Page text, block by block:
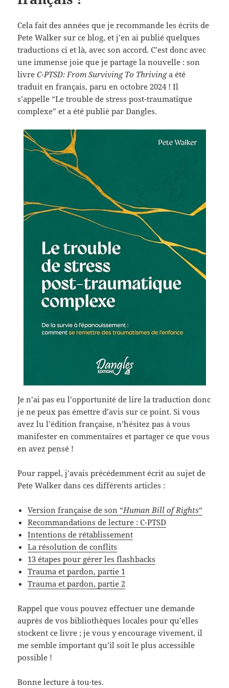
Cela fait des années que je recommande les écrits de
Pete Walker sur ce blog, et j’en ai publié quelques
traductions ci et là, avec son accord. C’est donc avec
une immense joie que je partage la nouvelle : son
livreC-PTSD: From Surviving To Thrivinga été
traduit en français, paru en octobre 2024 ! Il
s’appelle “Le trouble de stress post-traumatique
complexe” et a été publié par Dangles.
Je n’ai pas eu l’opportunité de lire la traduction donc
je ne peux pas émettre d’avis sur ce point. Si vous
avez lu l’édition française, n’hésitez pas à vous
manifester en commentaires et partager ce que vous
en avez pensé !
Pour rappel, j’avais précédemment écrit au sujet de
Pete Walker dans ces différents articles :
Version française de son “Human Bill of Rights“
Recommandations de lecture : C-PTSD
Intentions de rétablissement
La résolution de conflits
13 étapes pour gérer les flashbacks
Trauma et pardon, partie 1
Trauma et pardon, partie 2
Rappel que vous pouvez effectuer une demande
auprès de vos bibliothèques locales pour qu’elles
stockent ce livre ; je vous y encourage vivement, il
me semble important qu’il soit le plus accessible
possible !
Bonne lecture à tou·tes.